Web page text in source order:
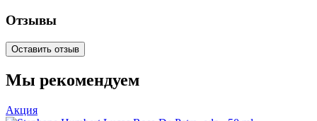
Отзывы
Оставить отзыв
Мы рекомендуем
Акция